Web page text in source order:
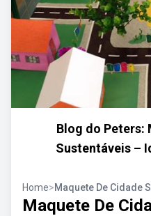
Blog do Peters:
Sustentáveis –
Home>Maquete De Cidade
Maquete De